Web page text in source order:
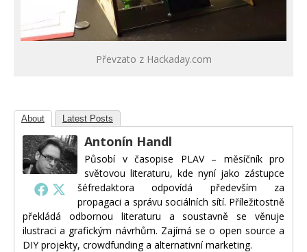
Převzato z Hackaday.com
About Latest Posts
Antonín Handl
Působí v časopise PLAV – měsíčník pro
světovou literaturu, kde nyní jako zástupce
šéfredaktora odpovídá především za
propagaci a správu sociálních sítí. Příležitostně
překládá odbornou literaturu a soustavně se věnuje
ilustraci a grafickým návrhům. Zajímá se o open source a
DIY projekty, crowdfunding a alternativní marketing.